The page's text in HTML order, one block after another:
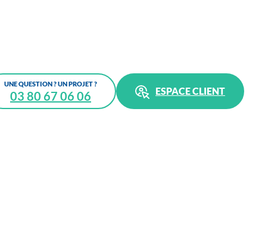
UNE QUESTION ? UN PROJET ?
03 80 67 06 06 ESPACE CLIENT